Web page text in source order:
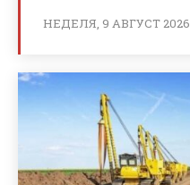
НЕДЕЛЯ, 9 АВГУСТ 2026